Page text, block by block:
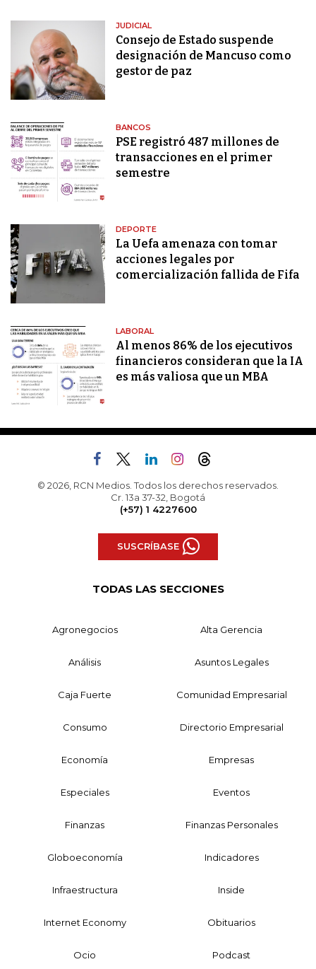
JUDICIAL
Consejo de Estado suspende
designación de Mancuso como
gestor de paz
BANCOS
PSE registró 487 millones de
transacciones en el primer
semestre
DEPORTE
La Uefa amenaza con tomar
acciones legales por
comercialización fallida de Fifa
LABORAL
Al menos 86% de los ejecutivos
financieros consideran que la IA
es más valiosa que un MBA
© 2026, RCN Medios. Todos los derechos reservados.
Cr. 13a 37-32, Bogotá
(+57) 1 4227600
SUSCRÍBASE
TODAS LAS SECCIONES
Agronegocios Alta Gerencia
Análisis Asuntos Legales
Caja Fuerte Comunidad Empresarial
Consumo Directorio Empresarial
Economía Empresas
Especiales Eventos
Finanzas Finanzas Personales
Globoeconomía Indicadores
Infraestructura Inside
Internet Economy Obituarios
Ocio Podcast